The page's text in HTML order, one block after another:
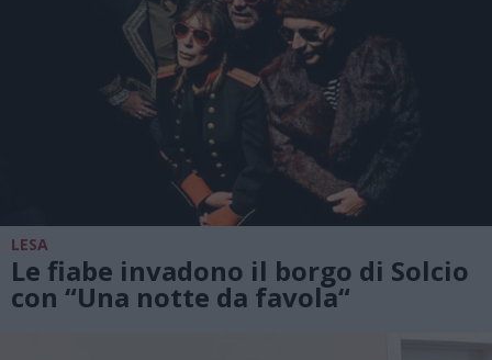
LESA
Le fiabe invadono il borgo di Solcio
con “Una notte da favola“